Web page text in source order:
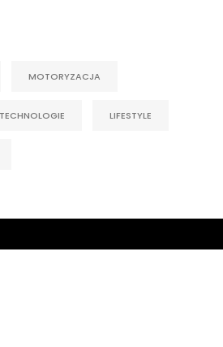
MOTORYZACJA
TECHNOLOGIE LIFESTYLE